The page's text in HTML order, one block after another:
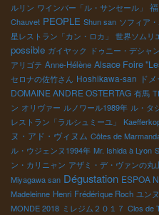
ルリン ワインバー「ル・サンセール」
Chauvet PEOPLE Shun san ソフィア
星レストラン「カン・ロカ」
世界ソムリ
possible ガイヤック ドゥニー・デシャン
アリゴテ Anne-Hélène Alsace Foire
セロナの佐竹さん Hoshikawa-san ド
DOMAINE ANDRE OSTERTAG 有馬
ン オリヴァー ルノワール1989年 ル・タ
レストラン「ラルシュミーユ」
ヌ・アド・ヴィヌム Côtes de
ル・ウジェンヌ1994年 Mr. Ishida à Lyon
ン・カリニャン アザミ・デ・ヴァンの丸
Miyagawa san Dégustation ESPOA
Madeleinne Henri Frédérique Roch ユン
MONDE 2018 ミレジム２０１７ Clos de